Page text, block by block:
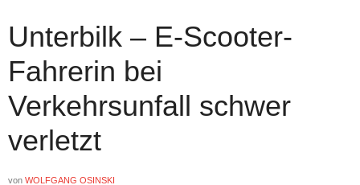
Unterbilk – E-Scooter-
Fahrerin bei
Verkehrsunfall schwer
verletzt
von WOLFGANG OSINSKI